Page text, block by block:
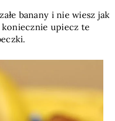
banany i nie wiesz jak
upiecz te